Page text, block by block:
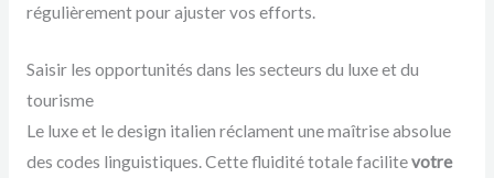
régulièrement pour ajuster vos efforts.
Saisir les opportunités dans les secteurs du luxe et du
tourisme
Le luxe et le design italien réclament une maîtrise absolue
des codes linguistiques. Cette fluidité totale facilitevotre